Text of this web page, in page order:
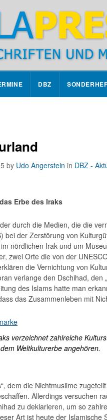
DBZ
by Udo Angerstein in DBZ -
Erbe des Iraks
durch die Medien, die die
bei der Zerstörung von
nördlichen Irak und um
zwei Orte die von der
die Vernichtung von
verlange den Dschihad, den
des Islams hatte man
das Zusammenleben mit
verzeichnet zahlreiche
dem Weltkulturerbe angehören.
dem die Nichtmuslime
Allerdings versuchen
zu deklarieren, um so
Art ist heute der